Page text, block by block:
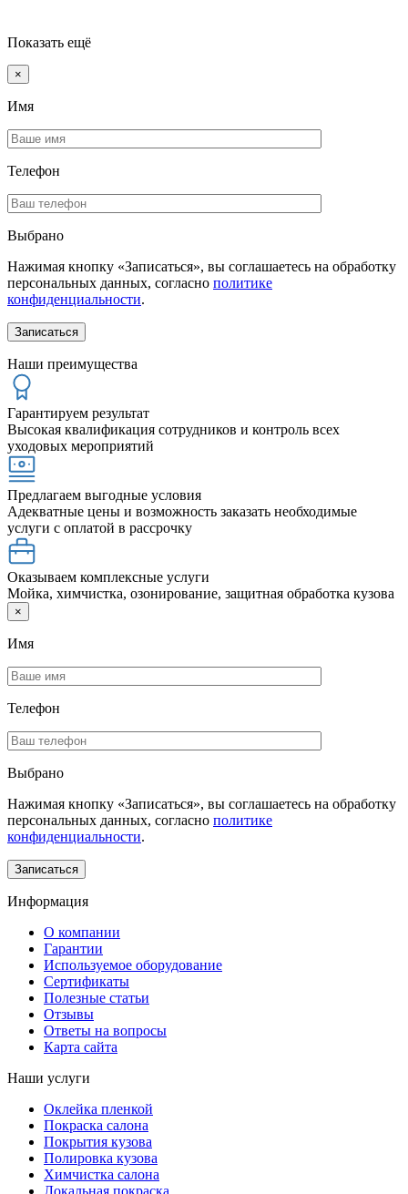
Показать ещё
×
Имя
Телефон
Выбрано
Нажимая кнопку «Записаться», вы соглашаетесь на обработку
персональных данных, согласно политике
конфиденциальности.
Наши преимущества
Гарантируем результат
Высокая квалификация сотрудников и контроль всех
уходовых мероприятий
Предлагаем выгодные условия
Адекватные цены и возможность заказать необходимые
услуги с оплатой в рассрочку
Оказываем комплексные услуги
Мойка, химчистка, озонирование, защитная обработка кузова
×
Имя
Телефон
Выбрано
Нажимая кнопку «Записаться», вы соглашаетесь на обработку
персональных данных, согласно политике
конфиденциальности.
Информация
О компании
Гарантии
Используемое оборудование
Сертификаты
Полезные статьи
Отзывы
Ответы на вопросы
Карта сайта
Наши услуги
Оклейка пленкой
Покраска салона
Покрытия кузова
Полировка кузова
Химчистка салона
Локальная покраска